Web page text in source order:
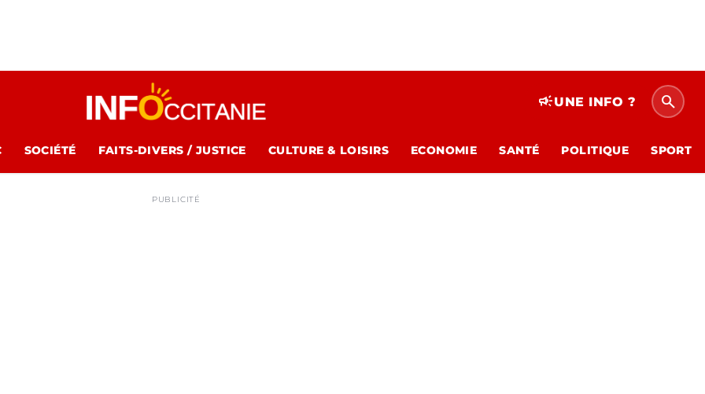
campaignUNE INFO ? search
SOCIÉTÉ FAITS-DIVERS / JUSTICE CULTURE & LOISIRS ECONOMIE SANTÉ POLITIQUE SPORT
PUBLICITÉ